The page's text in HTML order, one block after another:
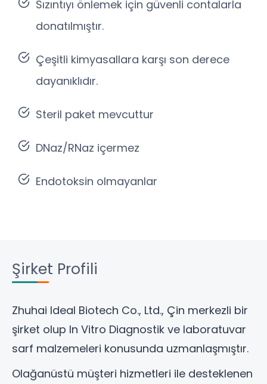
Sızıntıyı önlemek için güvenli contalarla
donatılmıştır.
Çeşitli kimyasallara karşı son derece
dayanıklıdır.
Steril paket mevcuttur
DNaz/RNaz içermez
Endotoksin olmayanlar
Şirket Profili
Zhuhai Ideal Biotech Co., Ltd., Çin merkezli bir
şirket olup In Vitro Diagnostik ve laboratuvar
sarf malzemeleri konusunda uzmanlaşmıştır.
Olağanüstü müşteri hizmetleri ile desteklenen